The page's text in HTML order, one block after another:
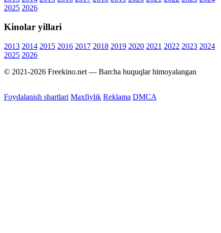
2025 2026
Kinolar yillari
2013 2014 2015 2016 2017 2018 2019 2020 2021 2022 2023 2024
2025 2026
© 2021-2026 Freekino.net — Barcha huquqlar himoyalangan
Foydalanish shartlari Maxfiylik Reklama DMCA